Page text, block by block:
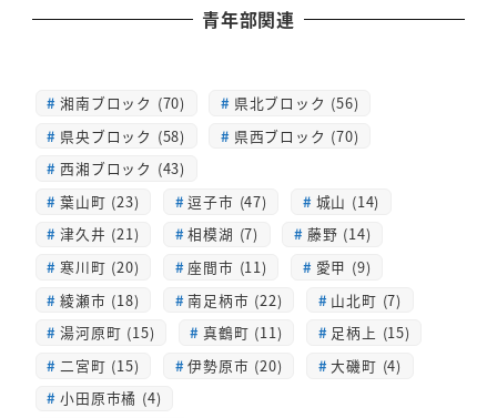
青年部関連
湘南ブロック (70)
県北ブロック (56)
県央ブロック (58)
県西ブロック (70)
西湘ブロック (43)
葉山町 (23)
逗子市 (47)
城山 (14)
津久井 (21)
相模湖 (7)
藤野 (14)
寒川町 (20)
座間市 (11)
愛甲 (9)
綾瀬市 (18)
南足柄市 (22)
山北町 (7)
湯河原町 (15)
真鶴町 (11)
足柄上 (15)
二宮町 (15)
伊勢原市 (20)
大磯町 (4)
小田原市橘 (4)